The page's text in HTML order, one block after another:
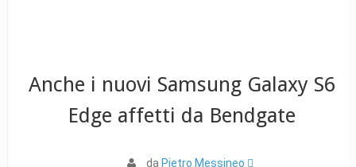
Anche i nuovi Samsung Galaxy S6
Edge affetti da Bendgate
da Pietro Messineo 